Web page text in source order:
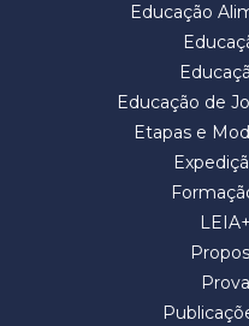
Educação
Educação de
Etapas e